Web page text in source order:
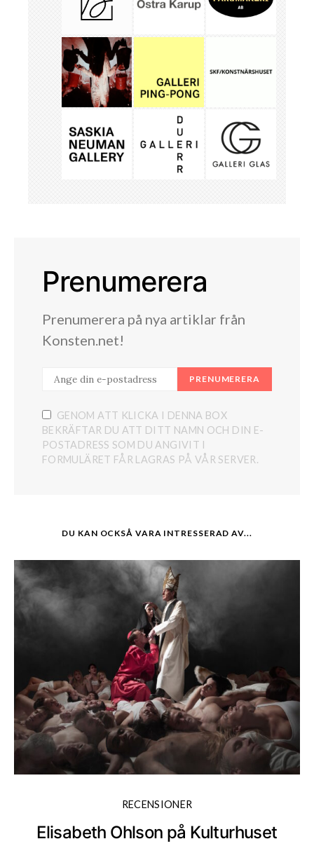
Prenumerera
Prenumerera på nya artiklar från
Konsten.net!
PRENUMERERA
GENOM ATT KLICKA I DENNA BOX
BEKRÄFTAR DU ATT DITT NAMN OCH DIN E-
POSTADRESS SOM DU ANGIVIT I
FORMULÄRET FÅR LAGRAS PÅ VÅR SERVER.
DU KAN OCKSÅ VARA INTRESSERAD AV...
RECENSIONER
Elisabeth Ohlson på Kulturhuset